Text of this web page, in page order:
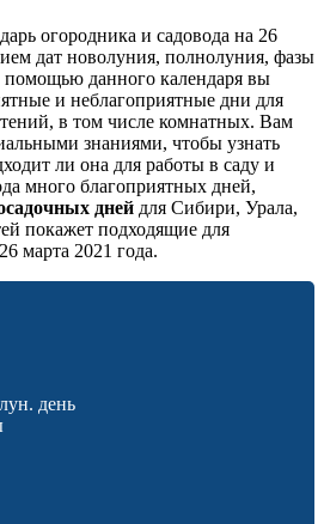
огородника и садовода на 26
дат новолуния, полнолуния, фазы
данного календаря вы
и неблагоприятные дни для
в том числе комнатных. Вам
знаниями, чтобы узнать
ли она для работы в саду и
много благоприятных дней,
дней для Сибири, Урала,
покажет подходящие для
марта 2021 года.
день